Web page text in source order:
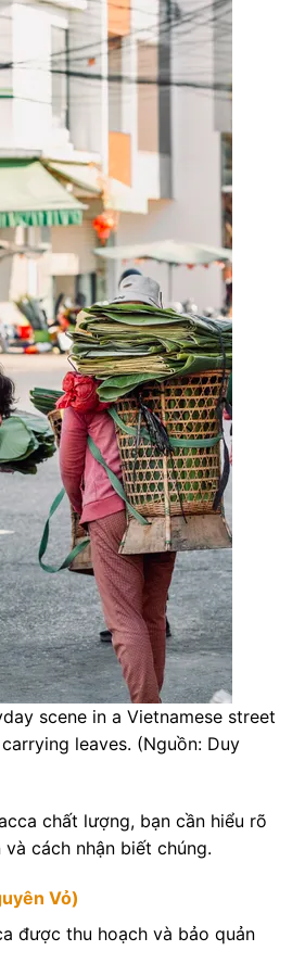
scene in a Vietnamese street
leaves. (Nguồn: Duy
chất lượng, bạn cần hiểu rõ
cách nhận biết chúng.
Vỏ)
được thu hoạch và bảo quản